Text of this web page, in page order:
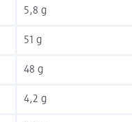
5,8 g
51 g
48 g
4,2 g